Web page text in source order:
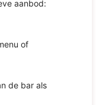
aanbod:
of
de bar als